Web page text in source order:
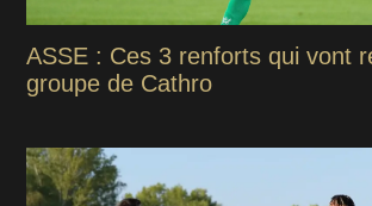
ASSE : Ces 3 renforts qui vont
groupe de Cathro